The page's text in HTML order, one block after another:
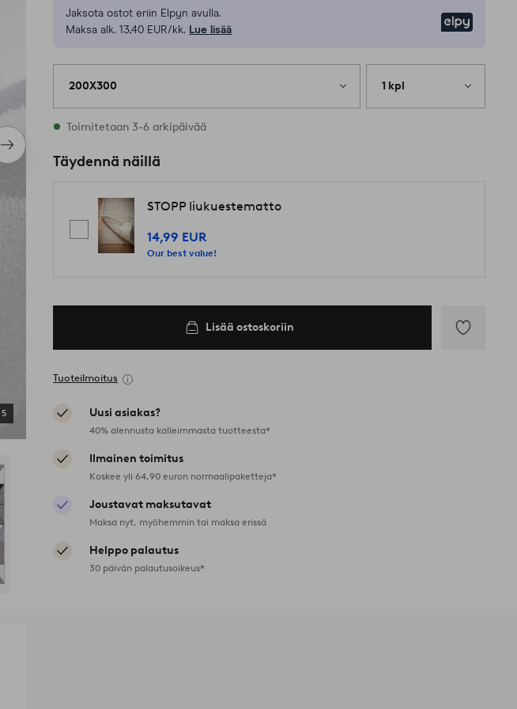
Seuraava
tuote
5
Jaksota ostot eriin Elpyn avulla.
Maksa alk. 13,40 EUR/kk. Lue lisää
200X300 1 kpl
Varastossa
Toimitetaan 3-6 arkipäivää
Täydennä näillä
STOPP liukuestematto
14,99 EUR
Our best value!
Lisää ostoskoriin
Tuoteilmoitus
Uusi asiakas?
40% alennusta kalleimmasta tuotteesta*
Ilmainen toimitus
Koskee yli 64,90 euron normaalipaketteja*
Joustavat maksutavat
Maksa nyt, myöhemmin tai maksa erissä
Helppo palautus
30 päivän palautusoikeus*